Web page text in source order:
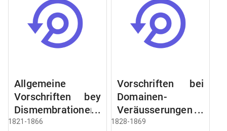
Allgemeine
Vorschriften bey
Dismembrationen
Domainen-
1821-1866
Vorschriften bei
Domainen-
Veräusserungen
und
1828-1869